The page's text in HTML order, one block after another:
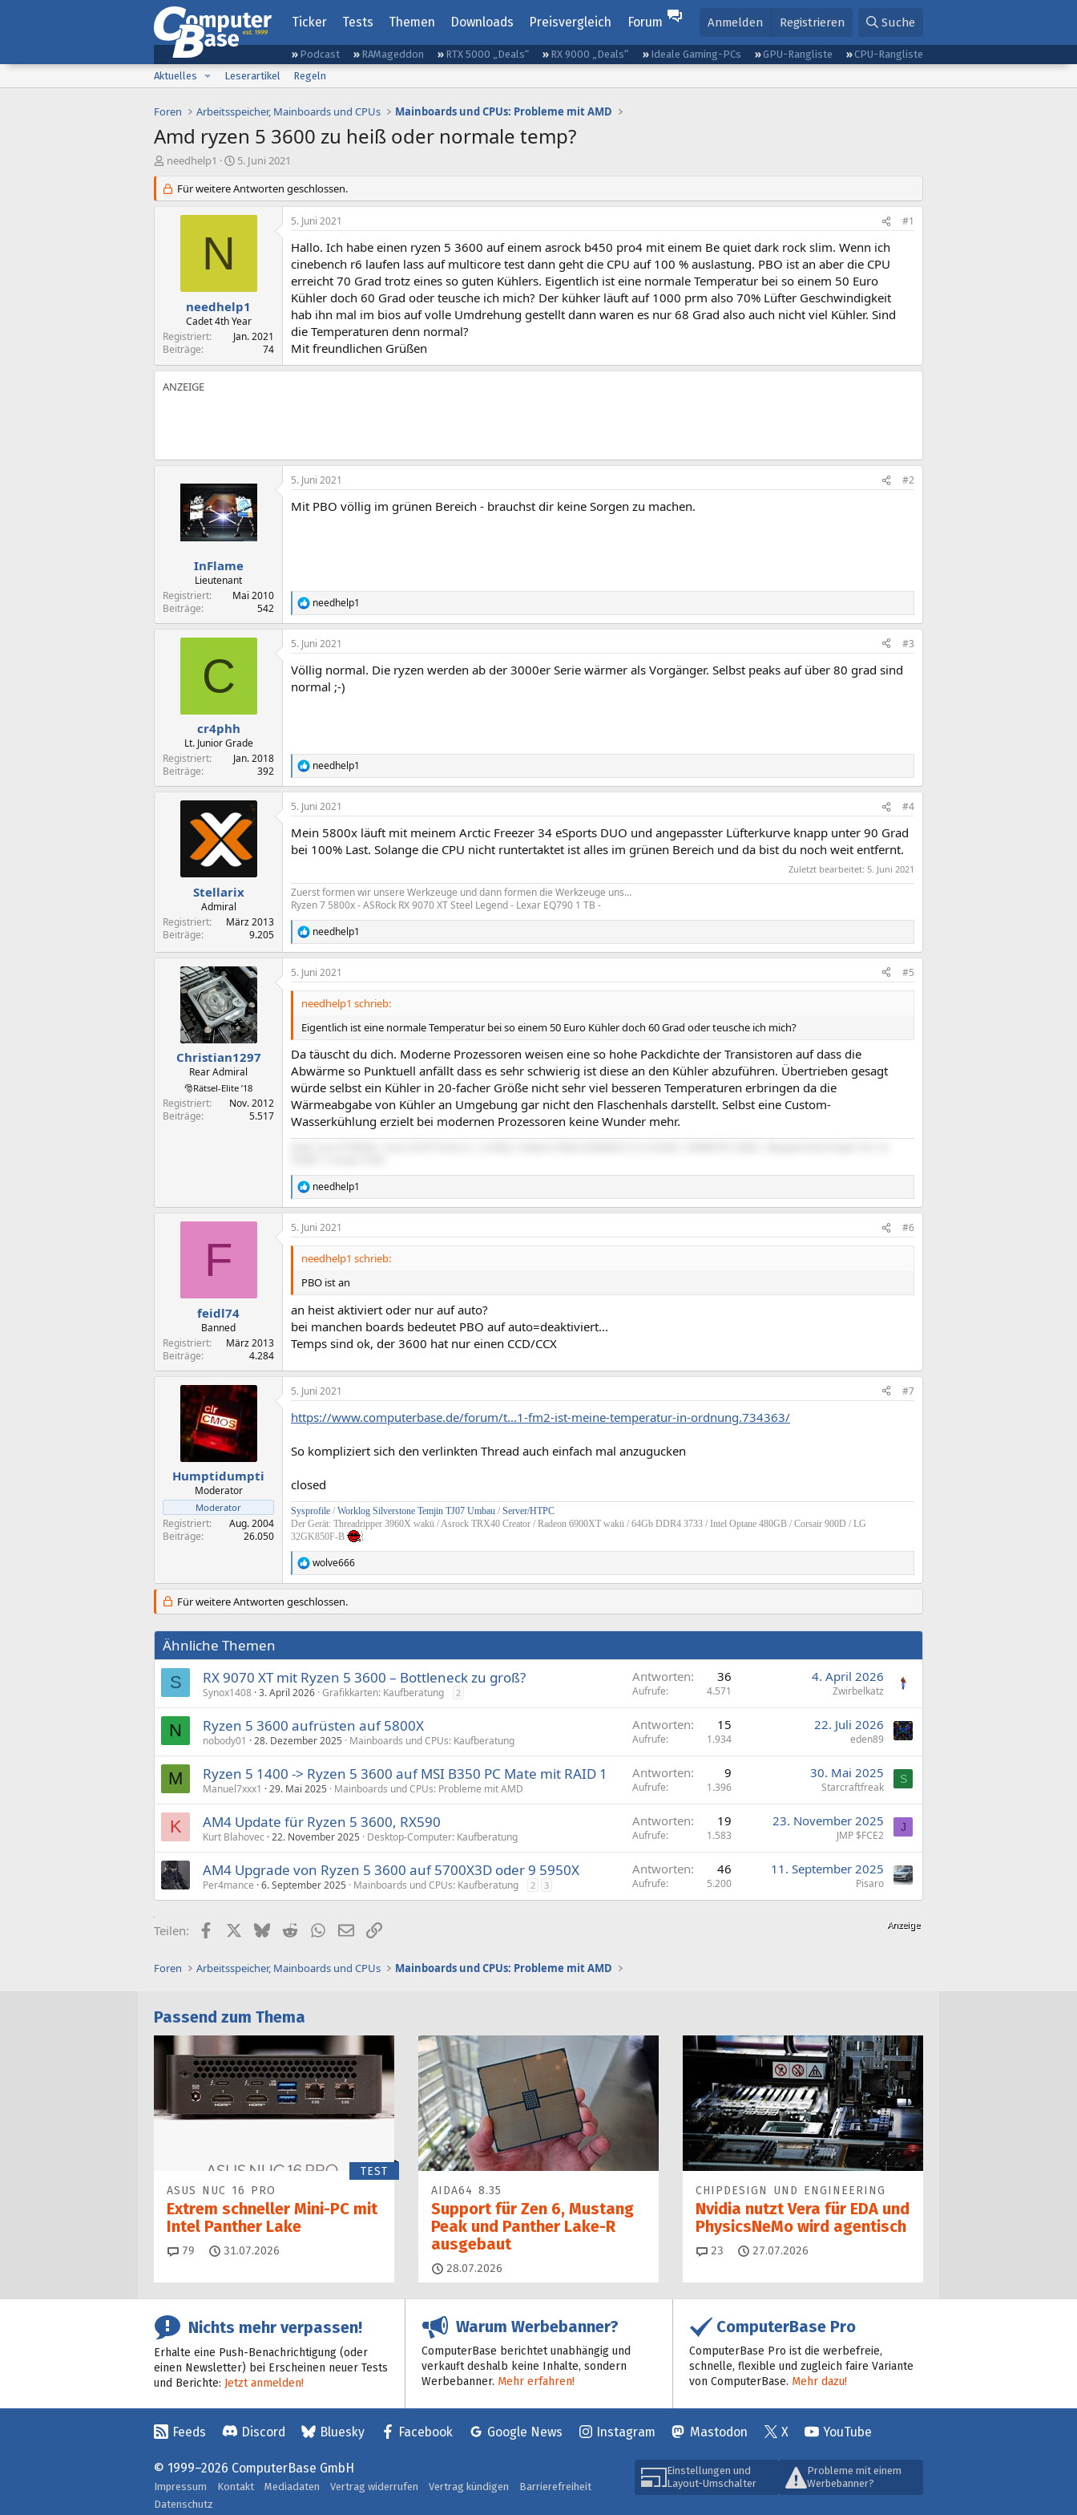
Ticker Tests Themen Downloads Preisvergleich Forum Anmelden Registrieren Suche
Podcast RAMageddon RTX 5000 „Deals“ RX 9000 „Deals“ Ideale Gaming-PCs GPU-Rangliste
CPU-Rangliste
Aktuelles
Leserartikel Regeln
Foren Arbeitsspeicher, Mainboards und CPUs Mainboards und CPUs: Probleme mit AMD
Amd ryzen 5 3600 zu heiß oder normale temp?
E
s
t
needhelp1
E
s
t
e
m
5. Juni 2021
Für weitere Antworten geschlossen.
N
needhelp1
Cadet 4th Year
Registriert
Jan. 2021
Beiträge
74
5. Juni 2021 #1
Hallo. Ich habe einen ryzen 5 3600 auf einem asrock b450 pro4 mit einem Be quiet dark rock slim. Wenn ich
cinebench r6 laufen lass auf multicore test dann geht die CPU auf 100 % auslastung. PBO ist an aber die CPU
erreicht 70 Grad trotz eines so guten Kühlers. Eigentlich ist eine normale Temperatur bei so einem 50 Euro
Kühler doch 60 Grad oder teusche ich mich? Der kühker läuft auf 1000 prm also 70% Lüfter Geschwindigkeit
hab ihn mal im bios auf volle Umdrehung gestellt dann waren es nur 68 Grad also auch nicht viel Kühler. Sind
die Temperaturen denn normal?
Mit freundlichen Grüßen
InFlame
Lieutenant
Registriert
Mai 2010
Beiträge
542
5. Juni 2021 #2
Mit PBO völlig im grünen Bereich - brauchst dir keine Sorgen zu machen.
R
e
a
k
i
o
needhelp1
C
cr4phh
Lt. Junior Grade
Registriert
Jan. 2018
Beiträge
392
5. Juni 2021 #3
Völlig normal. Die ryzen werden ab der 3000er Serie wärmer als Vorgänger. Selbst peaks auf über 80 grad sind
normal ;-)
R
e
a
k
i
o
n
:
needhelp1
Stellarix
Admiral
Registriert
März 2013
Beiträge
9.205
5. Juni 2021 #4
Mein 5800x läuft mit meinem Arctic Freezer 34 eSports DUO und angepasster Lüfterkurve knapp unter 90 Grad
bei 100% Last. Solange die CPU nicht runtertaktet ist alles im grünen Bereich und da bist du noch weit entfernt.
Zuletzt bearbeitet: 5. Juni 2021
Zuerst formen wir unsere Werkzeuge und dann formen die Werkzeuge uns…
Ryzen 7 5800x - ASRock RX 9070 XT Steel Legend - Lexar EQ790 1 TB -
R
e
a
k
t
e
n
needhelp1
Christian1297
Rear Admiral
🎅Rätsel-Elite ’18
Registriert
Nov. 2012
Beiträge
5.517
5. Juni 2021 #5
needhelp1 schrieb:
Eigentlich ist eine normale Temperatur bei so einem 50 Euro Kühler doch 60 Grad oder teusche ich mich?
Da täuscht du dich. Moderne Prozessoren weisen eine so hohe Packdichte der Transistoren auf dass die
Abwärme so Punktuell anfällt dass es sehr schwierig ist diese an den Kühler abzuführen. Übertrieben gesagt
würde selbst ein Kühler in 20-facher Größe nicht sehr viel besseren Temperaturen erbringen da die
Wärmeabgabe von Kühler an Umgebung gar nicht den Flaschenhals darstellt. Selbst eine Custom-
Wasserkühlung erzielt bei modernen Prozessoren keine Wunder mehr.
R
e
a
k
t
e
n
needhelp1
F
feidl74
Banned
Registriert
März 2013
Beiträge
4.284
5. Juni 2021 #6
needhelp1 schrieb:
PBO ist an
an heist aktiviert oder nur auf auto?
bei manchen boards bedeutet PBO auf auto=deaktiviert...
Temps sind ok, der 3600 hat nur einen CCD/CCX
Humptidumpti
Moderator
Moderator
Registriert
Aug. 2004
Beiträge
26.050
5. Juni 2021 #7
https://www.computerbase.de/forum/t...1-fm2-ist-meine-temperatur-in-ordnung.734363/
So kompliziert sich den verlinkten Thread auch einfach mal anzugucken
closed
Sysprofile / Worklog Silverstone Temjin TJ07 Umbau / Server/HTPC
Der Gerät: Threadripper 3960X wakü / Asrock TRX40 Creator / Radeon 6900XT wakü / 64Gb DDR4 3733 / Intel Optane 480GB / Corsair 900D / LG
32GK850F-B
R
e
k
t
i
n
e
n
:
wolve666
Für weitere Antworten geschlossen.
Ähnliche Themen
S RX 9070 XT mit Ryzen 5 3600 – Bottleneck zu groß?
Synox1408 3. April 2026 Grafikkarten: Kaufberatung 2
Antworten 36
Aufrufe 4.571
4. April 2026
Zwirbelkatz
N Ryzen 5 3600 aufrüsten auf 5800X
nobody01 28. Dezember 2025 Mainboards und CPUs: Kaufberatung
Antworten 15
Aufrufe 1.934
22. Juli 2026
eden89
M Ryzen 5 1400 -> Ryzen 5 3600 auf MSI B350 PC Mate mit RAID 1
Manuel7xxx1 29. Mai 2025 Mainboards und CPUs: Probleme mit AMD
Antworten 9
Aufrufe 1.396
30. Mai 2025
Starcraftfreak
S
K AM4 Update für Ryzen 5 3600, RX590
Kurt Blahovec 22. November 2025 Desktop-Computer: Kaufberatung
Antworten 19
Aufrufe 1.583
23. November 2025
JMP $FCE2
J
AM4 Upgrade von Ryzen 5 3600 auf 5700X3D oder 9 5950X
Per4mance 6. September 2025 Mainboards und CPUs: Kaufberatung 2 3
Antworten 46
Aufrufe 5.200
11. September 2025
Pisaro
Teilen: FacebookX (Twitter)
BlueskyRedditWhatsApp
E-MailLink
Foren Arbeitsspeicher, Mainboards und CPUs Mainboards und CPUs: Probleme mit AMD
Passend zum Thema
TEST
ASUS NUC 16 PRO
Extrem schneller Mini-PC mit
Intel Panther Lake
79 Kommentare
31.07.2026
AIDA64 8.35
Support für Zen 6, Mustang
Peak und Panther Lake-R
ausgebaut
28.07.2026
CHIPDESIGN UND ENGINEERING
Nvidia nutzt Vera für EDA und
PhysicsNeMo wird agentisch
23 Kommentare
27.07.2026
Nichts mehr verpassen!
Erhalte eine Push-Benachrichtigung (oder
einen Newsletter) bei Erscheinen neuer Tests
und Berichte: Jetzt anmelden!
Warum Werbebanner?
ComputerBase berichtet unabhängig und
verkauft deshalb keine Inhalte, sondern
Werbebanner. Mehr erfahren!
ComputerBase Pro
ComputerBase Pro ist die werbefreie,
schnelle, flexible und zugleich faire Variante
von ComputerBase. Mehr dazu!
Feeds Discord Bluesky Facebook Google News Instagram Mastodon X YouTube
Einstellungen und
Layout-Umschalter
Probleme mit einem
Werbebanner?
© 1999–2026 ComputerBase GmbH
Impressum Kontakt Mediadaten Vertrag widerrufen Vertrag kündigen
Barrierefreiheit
Datenschutz